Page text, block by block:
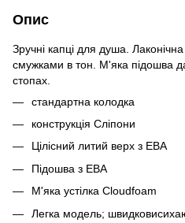
Опис
Зручні капці для душа.
смужками в тон. М'яка підошва
стопах.
стандартна колодка
конструкція Сліпони
Цілісний литий верх з ЕВА
Підошва з ЕВА
М'яка устілка Cloudfoam
Легка модель;